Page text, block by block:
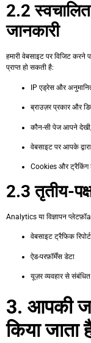
2.2
जानकारी
हमारी वेबसाइट पर विजिट
प्राप्त हो सकती है:
IP एड्रेस और
ब्राउज़र प्रकार और
कौन-सी पेज आपने
वेबसाइट पर आपके
Cookies और ट्रैकिंग
2.3 तृतीय-
Analytics या विज्ञापन
वेबसाइट ट्रैफिक रिपोर्ट
ऐड-परफ़ॉर्मेंस डेटा
यूज़र व्यवहार से
3. आपकी
किया जाता